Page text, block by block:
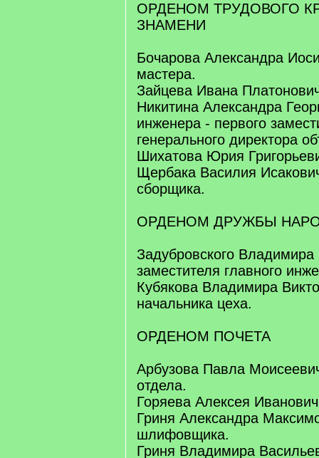
ОРДЕНОМ ТРУДОВОГО
ЗНАМЕНИ
Бочарова Александра
мастера.
Зайцева Ивана
Никитина Александра
инженера - первого
генерального директора
Шихатова Юрия
Щербака Василия
сборщика.
ОРДЕНОМ ДРУЖБЫ
Задубровского Владимира
заместителя главного
Кубякова Владимира
начальника цеха.
ОРДЕНОМ ПОЧЕТА
Арбузова Павла
отдела.
Горяева Алексея
Гриня Александра
шлифовщика.
Гриня Владимира